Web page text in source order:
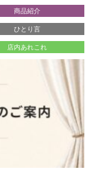
商品紹介
ひとり言
店内あれこれ